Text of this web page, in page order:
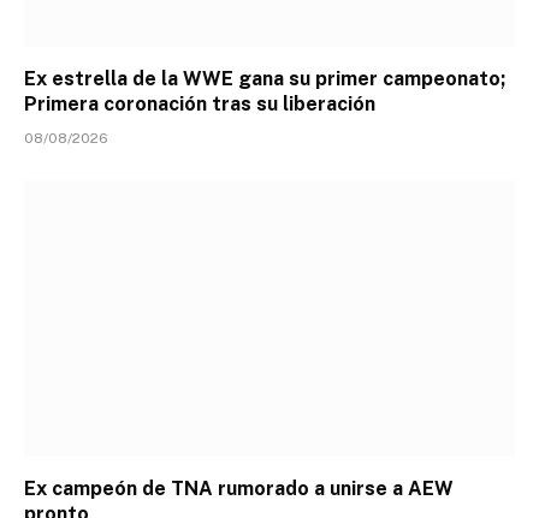
Ex estrella de la WWE gana su primer campeonato;
Primera coronación tras su liberación
08/08/2026
Ex campeón de TNA rumorado a unirse a AEW
pronto